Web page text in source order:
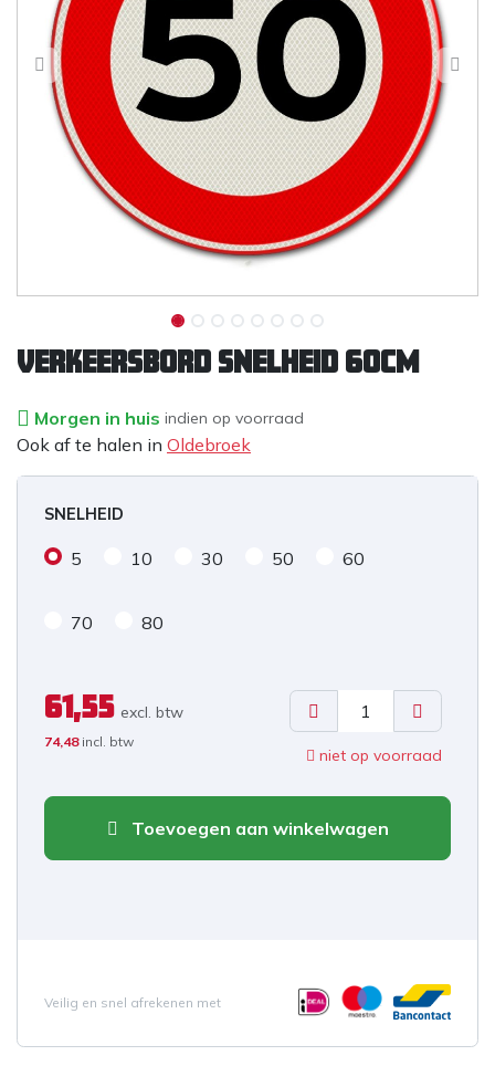
VERKEERSBORD SNELHEID 60CM
Morgen in huis indien op voorraad
Ook af te halen in Oldebroek
SNELHEID
5 10 30 50 60
70 80
61,55 excl. btw
74,48 incl. btw
niet op voorraad
Toevoegen aan winkelwagen
Veilig en snel afrekenen met